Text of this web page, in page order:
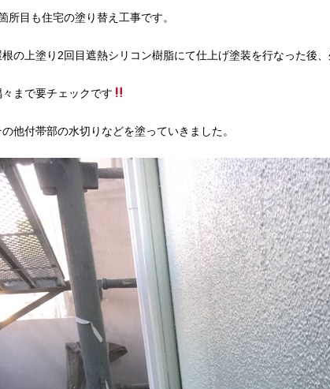
所目も住宅の塗り替え工事です。
根の上塗り2回目遮熱シリコン樹脂にて仕上げ塗装を行なった後、
々まで要チェックです
の他付帯部の水切りなどを塗っていきました。